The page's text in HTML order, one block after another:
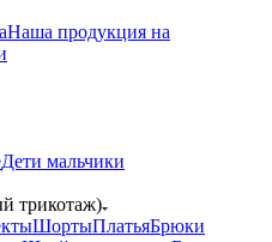
Наша продукция на
Дети мальчики
трикотаж)
ШортыПлатьяБрюки